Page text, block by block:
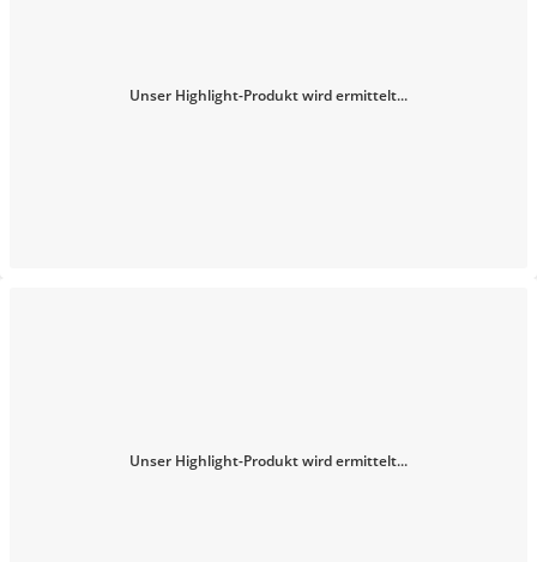
Unser Highlight-Produkt wird ermittelt...
Unser Highlight-Produkt wird ermittelt...